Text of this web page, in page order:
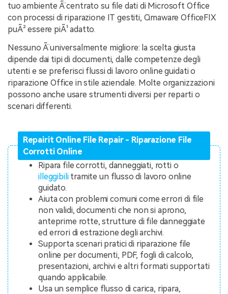
tuo ambiente Ã¨ centrato su file dati di Microsoft Office
con processi di riparazione IT gestiti, Cimaware OfficeFIX
puÃ² essere piÃ¹ adatto.
Nessuno Ã¨ universalmente migliore: la scelta giusta
dipende dai tipi di documenti, dalle competenze degli
utenti e se preferisci flussi di lavoro online guidati o
riparazione Office in stile aziendale. Molte organizzazioni
possono anche usare strumenti diversi per reparti o
scenari differenti.
Repairit Online File Repair - Riparazione File
Corrotti Online
Ripara file corrotti, danneggiati, rotti o
illeggibilitramite un flusso di lavoro online
guidato.
Aiuta con problemi comuni come errori di file
non validi, documenti che non si aprono,
anteprime rotte, strutture di file danneggiate
ed errori di estrazione degli archivi.
Supporta scenari pratici di riparazione file
online per documenti, PDF, fogli di calcolo,
presentazioni, archivi e altri formati supportati
quando applicabile.
Usa un semplice flusso di carica, ripara,